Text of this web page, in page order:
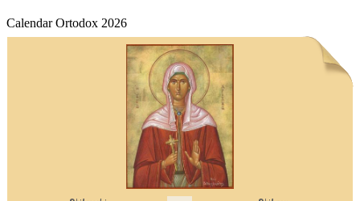
Calendar Ortodox 2026